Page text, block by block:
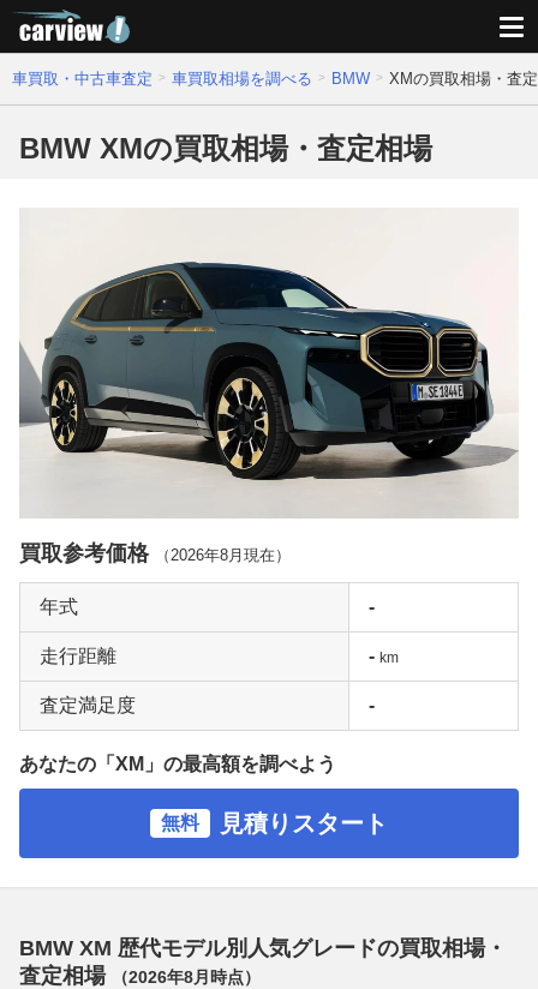
車買取・中古車査定 車買取相場を調べる BMW XMの買取相場・査
BMW XMの買取相場・査定相場
買取参考価格 （ 2026年8月 現在）
年式 -
走行距離 - km
査定満足度 -
あなたの「XM」の最高額を調べよう
無料 見積りスタート
BMW XM 歴代モデル別人気グレードの買取相場・
査定相場
（2026年8月 時点）